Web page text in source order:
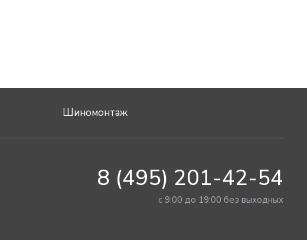
Шиномонтаж
8 (495) 201-42-54
с 9:00 до 19:00 без выходных